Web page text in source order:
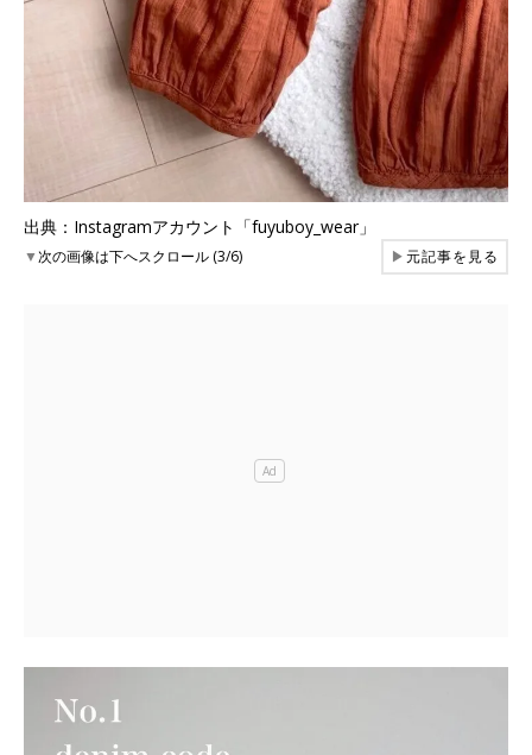
出典：Instagramアカウント「fuyuboy_wear」
▼次の画像は下へスクロール (3/6) ▶元記事を見る